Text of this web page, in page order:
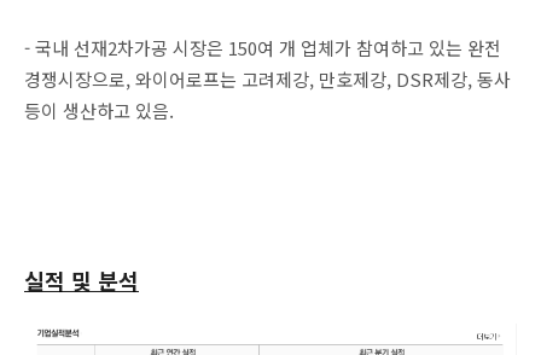
- 국내 선재2차가공 시장은 150여 개 업체가 참여하고 있는 완전
경쟁시장으로, 와이어로프는 고려제강, 만호제강, DSR제강, 동사
등이 생산하고 있음.
실적 및 분석